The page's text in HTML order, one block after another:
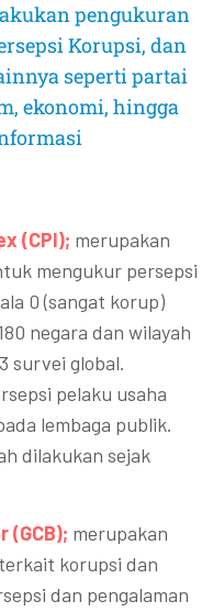
pengukuran
Korupsi, dan
seperti partai
ekonomi, hingga
(CPI); merupakan
mengukur persepsi
0 (sangat korup)
negara dan wilayah
survei global.
pelaku usaha
lembaga publik.
dilakukan sejak
(GCB); merupakan
korupsi dan
dan pengalaman